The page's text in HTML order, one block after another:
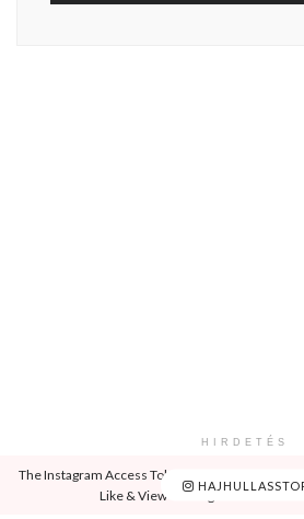
HIRDETÉS
The Instagram Access Token is expired, Go to
Like & View > Instagram Feed